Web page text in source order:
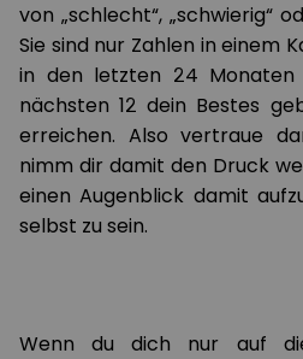
von „schlecht“, „schwierig“
Sie sind nur Zahlen in einem
in den letzten 24
nächsten 12 dein Bestes
erreichen. Also vertraue
nimm dir damit den Druck
einen Augenblick damit
selbst zu sein.
Wenn du dich nur auf